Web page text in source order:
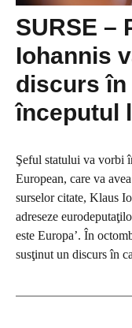
SURSE –
Iohannis
discurs în
începutul
Şeful statului va vorbi
European, care va
surselor citate, Klaus
adreseze
este Europa’. În
susţinut un discurs în